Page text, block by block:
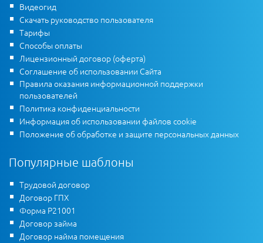
Видеогид
Скачать руководство пользователя
Тарифы
Способы оплаты
Лицензионный договор (оферта)
Соглашение об использовании Сайта
Правила оказания информационной поддержки
пользователей
Политика конфиденциальности
Информация об использовании файлов cookie
Положение об обработке и защите персональных данных
Популярные шаблоны
Трудовой договор
Договор ГПХ
Форма Р21001
Договор займа
Договор найма помещения